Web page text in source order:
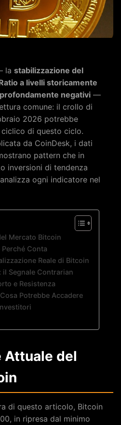
la stabilizzazione del
a livelli storicamente
negativi —
comune: il crollo di
2026 potrebbe
di questo ciclo.
da CoinDesk, i dati
pattern che in
inversioni di tendenza
ogni indicatore nel
Mercato Bitcoin
Perché Conta
Reale di Bitcoin
il Segnale Contrarian
e Resistenza
Potrebbe Accadere
Attuale del
di questo articolo, Bitcoin
in ripresa dal minimo